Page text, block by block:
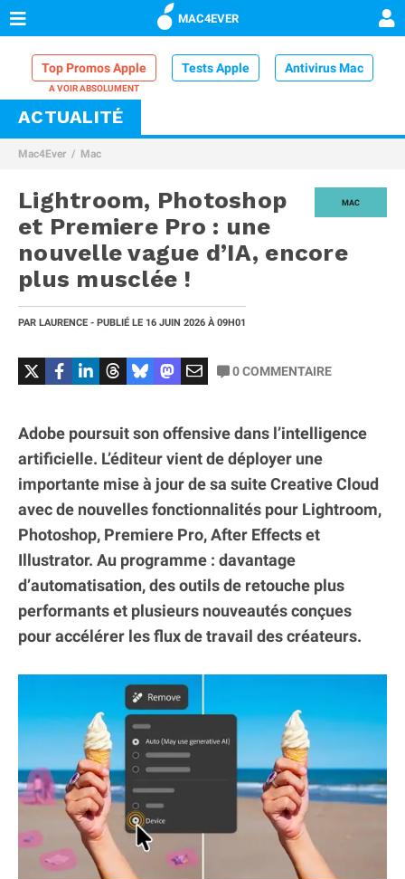
MAC4EVER
Top Promos Apple Tests Apple Antivirus Mac
VPN Mac
Comparatif iPhone
ACTUALITÉ
Mac4Ever Mac
MAC
Lightroom, Photoshop
et Premiere Pro : une
nouvelle vague d’IA, encore
plus musclée !
PAR LAURENCE - PUBLIÉ LE 16 JUIN 2026 À 09H01
0COMMENTAIRE
Adobe poursuit son offensive dans l’intelligence
artificielle. L’éditeur vient de déployer une
importante mise à jour de sa suite Creative Cloud
avec de nouvelles fonctionnalités pour Lightroom,
Photoshop, Premiere Pro, After Effects et
Illustrator. Au programme : davantage
d’automatisation, des outils de retouche plus
performants et plusieurs nouveautés conçues
pour accélérer les flux de travail des créateurs.